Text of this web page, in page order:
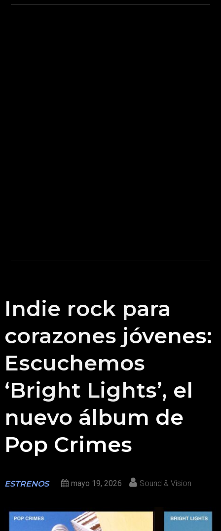
Indie rock para
corazones jóvenes:
Escuchemos
‘Bright Lights’, el
nuevo álbum de
Pop Crimes
ESTRENOS mayo 19, 2026 Sound & Vision